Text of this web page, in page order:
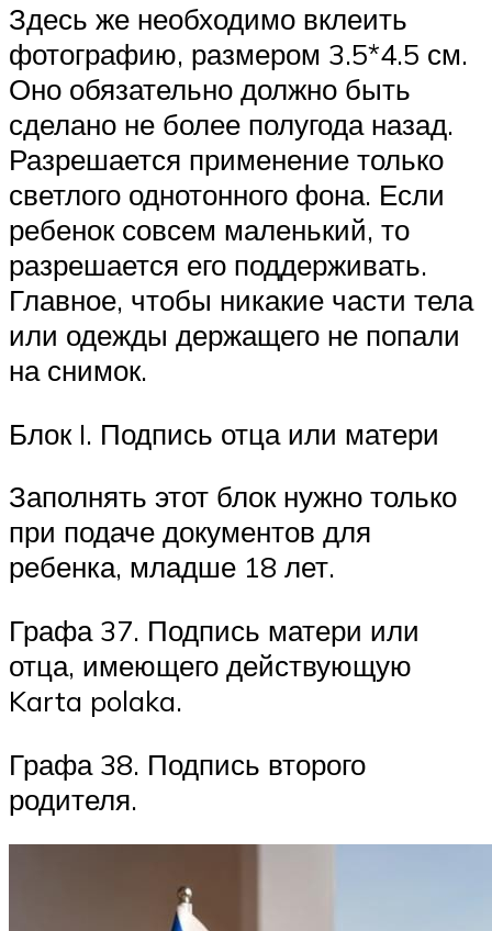
Здесь же необходимо вклеить
фотографию, размером 3.5*4.5 см.
Оно обязательно должно быть
сделано не более полугода назад.
Разрешается применение только
светлого однотонного фона. Если
ребенок совсем маленький, то
разрешается его поддерживать.
Главное, чтобы никакие части тела
или одежды держащего не попали
на снимок.
Блок I. Подпись отца или матери
Заполнять этот блок нужно только
при подаче документов для
ребенка, младше 18 лет.
Графа 37. Подпись матери или
отца, имеющего действующую
Karta polaka.
Графа 38. Подпись второго
родителя.